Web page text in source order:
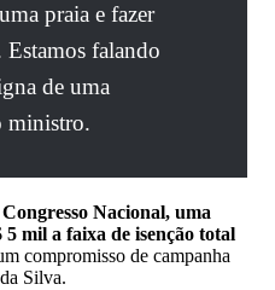
praia e fazer
falando
de uma
ministro.
Nacional, uma
mil a faixa de isenção total
compromisso de campanha
Silva.